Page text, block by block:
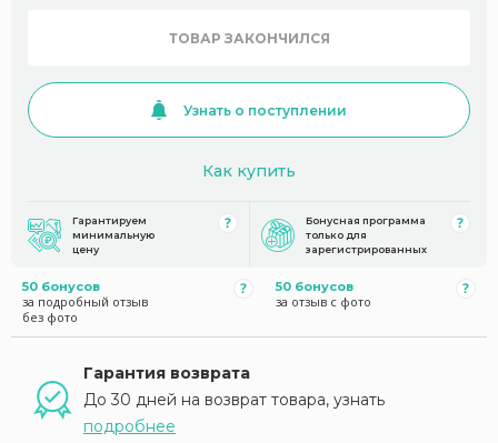
ТОВАР ЗАКОНЧИЛСЯ
Узнать о поступлении
Как купить
Гарантируем
минимальную
цену
Бонусная программа
только для
зарегистрированных
50 бонусов
за подробный отзыв
без фото
50 бонусов
за отзыв с фото
Гарантия возврата
До 30 дней на возврат товара, узнать
подробнее